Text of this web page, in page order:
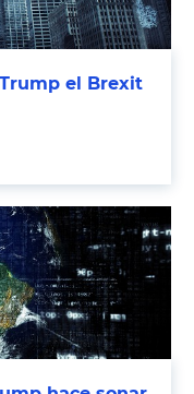
el Brexit